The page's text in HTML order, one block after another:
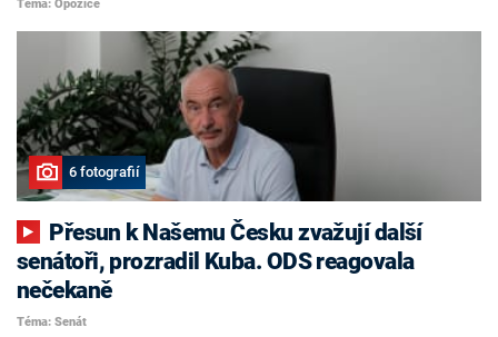
Téma: Opozice
6 fotografií
senátoři, prozradil Kuba. ODS reagovala
nečekaně
Téma: Senát